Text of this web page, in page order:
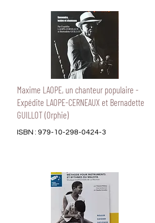
Maxime LAOPE, un chanteur populaire -
Expédite LAOPE-CERNEAUX et Bernadette
GUILLOT (Orphie)
ISBN : 979-10-298-0424-3